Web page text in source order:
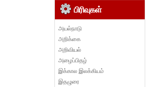
பிரிவுகள்
அயல்நாடு
அறிக்கை
அறிவியல்
அழைப்பிதழ்
இக்கால இலக்கியம்
இதழுரை